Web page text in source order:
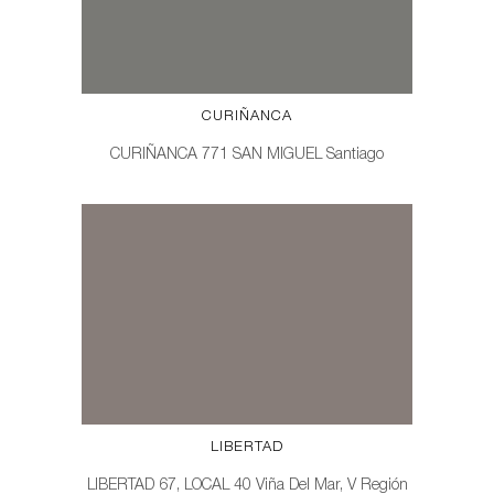
CURIÑANCA
CURIÑANCA 771 SAN MIGUEL Santiago
LIBERTAD
LIBERTAD 67, LOCAL 40 Viña Del Mar, V Región